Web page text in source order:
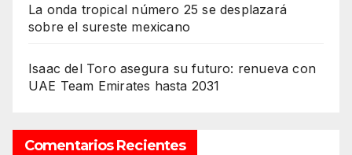
La onda tropical número 25 se desplazará
sobre el sureste mexicano
Isaac del Toro asegura su futuro: renueva con
UAE Team Emirates hasta 2031
Comentarios Recientes